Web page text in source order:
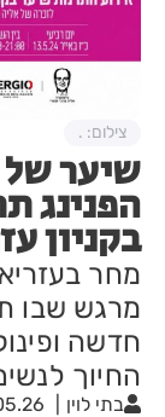
שיער של
הפנינג
בקניון
מחר
מרגש שבו
חדשה
החיוך
בתי לוין | 17:10
צילום: .